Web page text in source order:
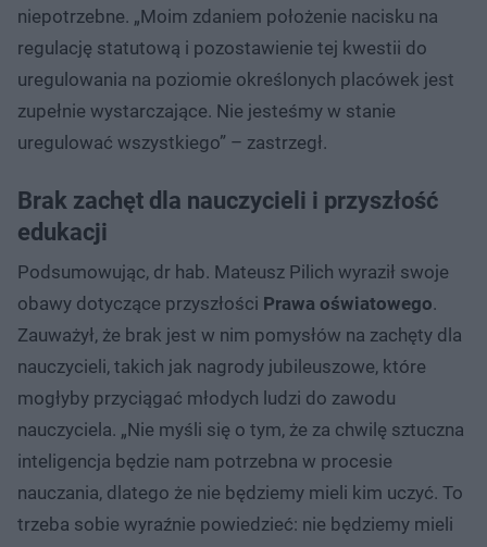
niepotrzebne. „Moim zdaniem położenie nacisku na
regulację statutową i pozostawienie tej kwestii do
uregulowania na poziomie określonych placówek jest
zupełnie wystarczające. Nie jesteśmy w stanie
uregulować wszystkiego” – zastrzegł.
Brak zachęt dla nauczycieli i przyszłość
edukacji
Podsumowując, dr hab. Mateusz Pilich wyraził swoje
obawy dotyczące przyszłości Prawa oświatowego.
Zauważył, że brak jest w nim pomysłów na zachęty dla
nauczycieli, takich jak nagrody jubileuszowe, które
mogłyby przyciągać młodych ludzi do zawodu
nauczyciela. „Nie myśli się o tym, że za chwilę sztuczna
inteligencja będzie nam potrzebna w procesie
nauczania, dlatego że nie będziemy mieli kim uczyć. To
trzeba sobie wyraźnie powiedzieć: nie będziemy mieli